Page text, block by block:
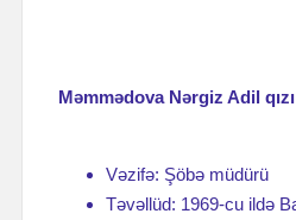
Məmmədova
Vəzifə: Şöbə müdürü
Təvəllüd: 1969-cu ildə